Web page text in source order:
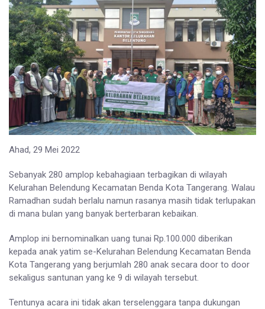
Ahad, 29 Mei 2022
Sebanyak 280 amplop kebahagiaan terbagikan di wilayah
Kelurahan Belendung Kecamatan Benda Kota Tangerang. Walau
Ramadhan sudah berlalu namun rasanya masih tidak terlupakan
di mana bulan yang banyak berterbaran kebaikan.
Amplop ini bernominalkan uang tunai Rp.100.000 diberikan
kepada anak yatim se-Kelurahan Belendung Kecamatan Benda
Kota Tangerang yang berjumlah 280 anak secara door to door
sekaligus santunan yang ke 9 di wilayah tersebut.
Tentunya acara ini tidak akan terselenggara tanpa dukungan